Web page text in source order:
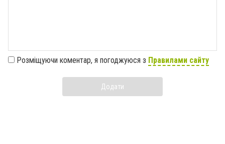
Розміщуючи коментар, я погоджуюся з Правилами сайту
Додати